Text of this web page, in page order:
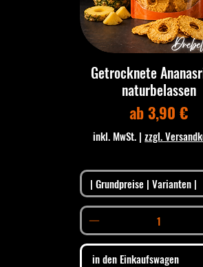
Getrocknete
naturbelassen
ab3,90 €
Sale-Preis
inkl. MwSt. |zzgl.
| Grundpreise | Varianten |
in den Einkaufswagen